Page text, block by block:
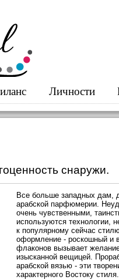
Личности
снаружи.
Все больше западных дам,
арабской парфюмерии.
очень чувственными,
используются технологии,
к популярному сейчас
оформление - роскошный и
флаконов вызывает
изысканной вещицей.
арабской вязью - эти
характерного Востоку стиля.